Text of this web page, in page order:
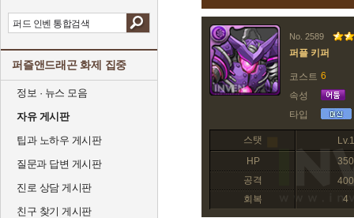
퍼즐앤드래곤 화제 집중
정보 · 뉴스 모음
자유 게시판
팁과 노하우 게시판
질문과 답변 게시판
진로 상담 게시판
친구 찾기 게시판
No. 2589
퍼플 키퍼
코스트 6
속성
타입
스탯
Lv.1
HP
350
공격
400
회복
4